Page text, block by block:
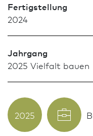
Fertigstellung
2024
Jahrgang
2025 Vielfalt bauen
2025